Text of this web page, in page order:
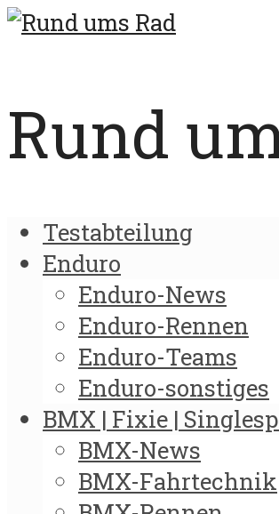
Rund
Testabteilung
Enduro
Enduro-News
Enduro-Rennen
Enduro-Teams
Enduro-sonstiges
BMX | Fixie |
BMX-News
BMX-Fahrtechnik